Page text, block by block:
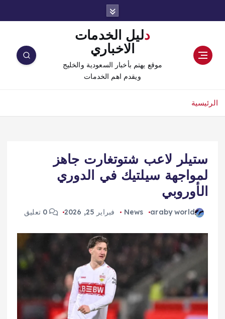
دليل الخدمات
الاخباري
موقع يهتم بأخبار السعودية والخليج
ويقدم اهم الخدمات
الرئيسية
ستيلر لاعب شتوتغارت جاهز
لمواجهة سيلتيك في الدوري
الأوروبي
araby world
News فبراير 25, 2026 0 تعليق